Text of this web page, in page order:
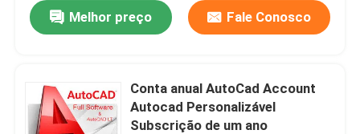
Melhor preço Fale Conosco
Conta anual AutoCad Account
Autocad Personalizável
Subscrição de um ano